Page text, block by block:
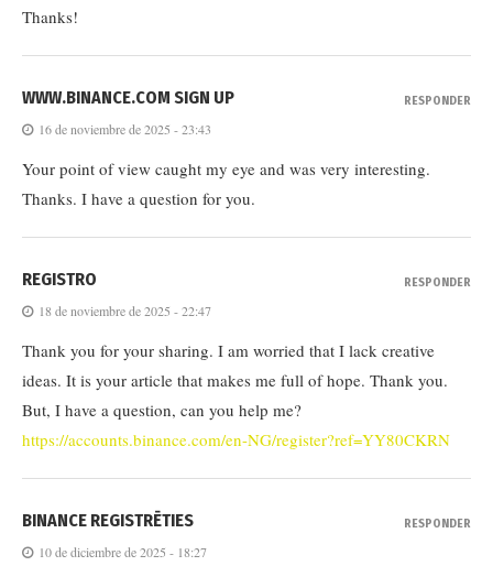
Thanks!
WWW.BINANCE.COM SIGN UP
16 de noviembre de 2025 - 23:43
Your point of view caught my eye and was very interesting.
Thanks. I have a question for you.
RESPONDER
REGISTRO
18 de noviembre de 2025 - 22:47
Thank you for your sharing. I am worried that I lack creative
ideas. It is your article that makes me full of hope. Thank you.
But, I have a question, can you help me?
https://accounts.binance.com/en-NG/register?ref=YY80CKRN
RESPONDER
BINANCE REGISTRĒTIES
10 de diciembre de 2025 - 18:27
RESPONDER